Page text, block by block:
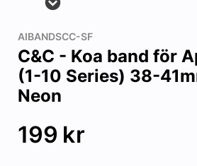
AIBANDSCC-SF
C&C - Koa band för
(1-10 Series) 38-
Neon
199 kr